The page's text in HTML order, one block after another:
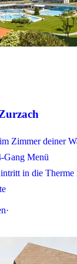
Zimmer deiner
Gang Menü
in die
·